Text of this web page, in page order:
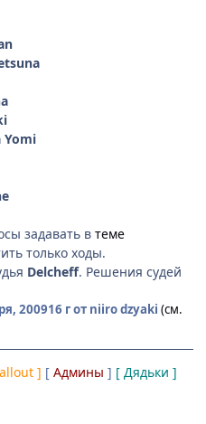
Yomi
задавать в теме
только ходы.
Delcheff. Решения судей
200916 гот niiro dzyaki (см.
] [ Админы ] [ Дядьки ]